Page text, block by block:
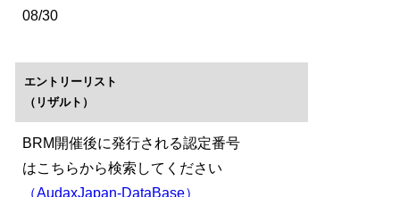
08/30
エントリーリスト
（リザルト）
BRM開催後に発行される認定番号
はこちらから検索してください
（AudaxJapan-DataBase）